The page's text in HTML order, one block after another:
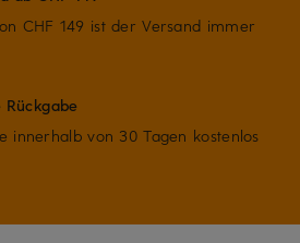
CHF 149 ist der Versand immer
Rückgabe
innerhalb von 30 Tagen kostenlos